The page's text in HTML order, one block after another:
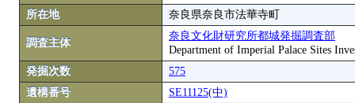
所在地
奈良県奈良市法華寺町
調査主体
奈良文化財研究所都城発掘調査部
Department of Imperial Palace Sites
発掘次数
575
遺構番号
SE11125(中)